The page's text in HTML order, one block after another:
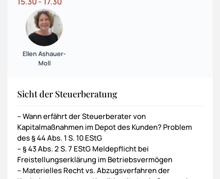
Ellen Ashauer-
Moll
Sicht der Steuerberatung
– Wann erfährt der Steuerberater von
Kapitalmaßnahmen im Depot des Kunden? Problem
des § 44 Abs. 1 S. 10 EStG
– § 43 Abs. 2 S. 7 EStG Meldepflicht bei
Freistellungserklärung im Betriebsvermögen
– Materielles Recht vs. Abzugsverfahren der